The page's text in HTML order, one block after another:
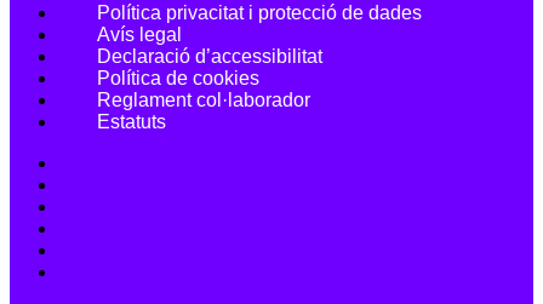
Política privacitat i protecció de dades
Avís legal
Declaració d’accessibilitat
Política de cookies
Reglamentcol·laborador
Estatuts